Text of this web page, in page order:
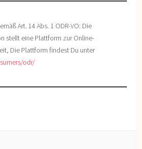
Art. 14 Abs. 1 ODR-VO: Die
stellt eine Plattform zur Online-
Die Plattform findest Du unter
odr/